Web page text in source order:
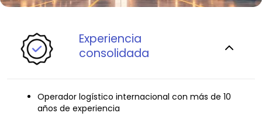
Experiencia
consolidada
Operador logístico internacional con más de 10
años de experiencia